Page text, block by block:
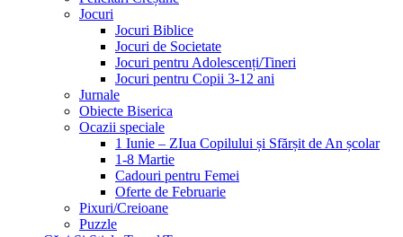
Jocuri
Jocuri Biblice
Jocuri de Societate
Jocuri pentru Adolescenți/Tineri
Jocuri pentru Copii 3-12 ani
Jurnale
Obiecte Biserica
Ocazii speciale
1 Iunie – ZIua Copilului și Sfărșit de An școlar
1-8 Martie
Cadouri pentru Femei
Oferte de Februarie
Pixuri/Creioane
Puzzle